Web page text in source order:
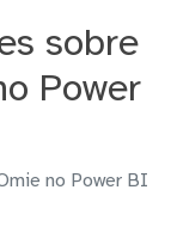
sobre
Power
no Power BI